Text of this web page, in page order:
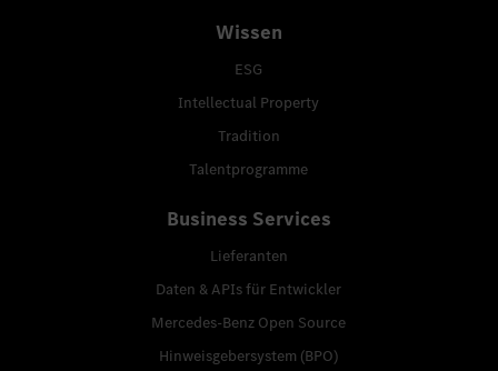
Wissen
ESG
Intellectual Property
Tradition
Talentprogramme
Business Services
Lieferanten
Daten & APIs für Entwickler
Mercedes-Benz Open Source
Hinweisgebersystem (BPO)